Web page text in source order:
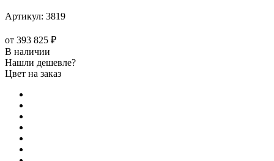
Артикул: 3819
от 393 825 ₽
В наличии
Нашли дешевле?
Цвет на заказ